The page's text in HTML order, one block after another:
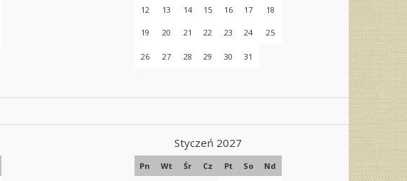
12 13 14 15 16 17 18
19 20 21 22 23 24 25
26 27 28 29 30 31
Styczeń 2027
Pn Wt Śr Cz Pt So
Nd